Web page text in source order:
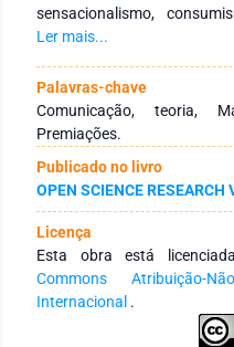
sensacionalismo,
consumismo não foi
Assim, de forma
relações comunicativas aos
de premiações
e estudos de casos
relações comunicativas. Os
Mapa pode ser útil para
de premiações.
Ler mais...
Palavras-chave
Comunicação, teoria,
Premiações.
Publicado no livro
OPEN SCIENCE RESEARCH
Licença
Esta obra está
Commons Atribuição-
Internacional .